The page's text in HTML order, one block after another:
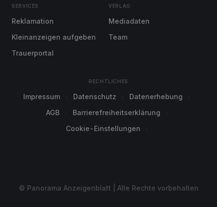
SERVICES
Reklamation
Kleinanzeigen aufgeben
Trauerportal
VERLAG
Mediadaten
Team
RECHTLICHES
Impressum Datenschutz
Datenerhebung
AGB
Barrierefreiheitserklärung
Cookie-Einstellungen
© Panorama Anzeigenblatt | Alle Rechte vorbehalten